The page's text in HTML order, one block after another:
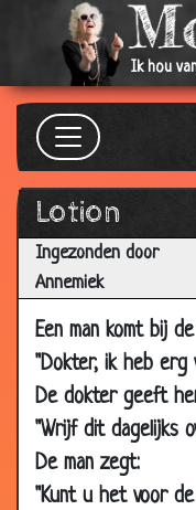
Ik hou
Lotion
Ingezonden door
Annemiek
Een man komt bij
"Dokter, ik heb erg
De dokter geeft
"Wrijf dit dagelijks
De man zegt:
"Kunt u het voor
2002
09 Jan
2002
Werkdruk
09 Jan
2002
08 Jan
2002
Vliegtuig
31 Dec
2001
Hengst
25 Dec
Priester
25 Dec
2001
Jambers
19 Dec
2001
Stewardess